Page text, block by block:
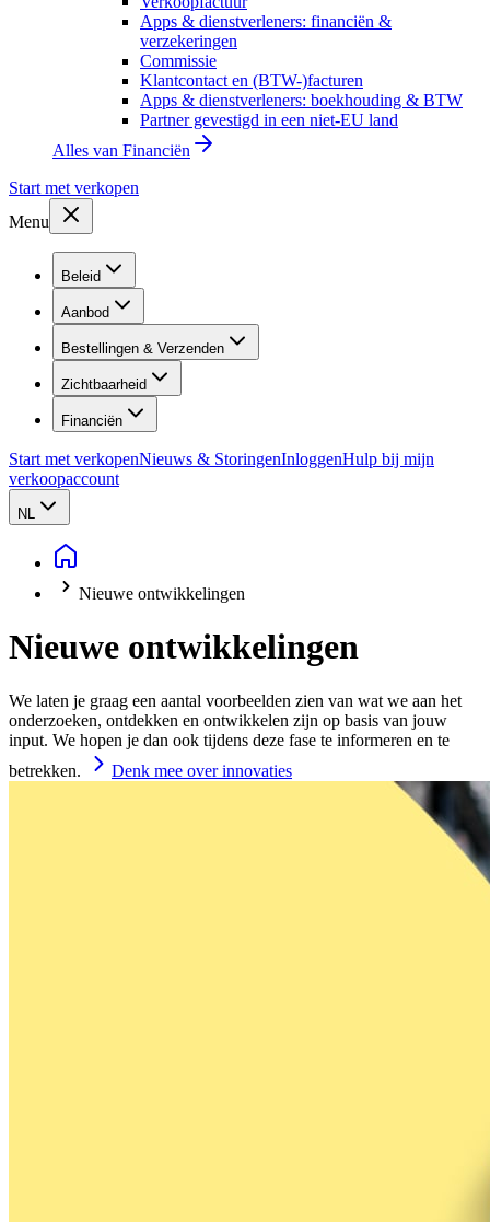
Apps & dienstverleners: financiën &
verzekeringen
Commissie
Klantcontact en (BTW-)facturen
Apps & dienstverleners: boekhouding & BTW
Partner gevestigd in een niet-EU land
Alles van Financiën
Start met verkopen
Menu
Beleid
Aanbod
Bestellingen & Verzenden
Zichtbaarheid
Financiën
Start met verkopenNieuws & StoringenInloggenHulp bij mijn
verkoopaccount
NL
Nieuwe ontwikkelingen
Nieuwe ontwikkelingen
We laten je graag een aantal voorbeelden zien van wat we aan het
onderzoeken, ontdekken en ontwikkelen zijn op basis van jouw
input. We hopen je dan ook tijdens deze fase te informeren en te
betrekken.
Denk mee over innovaties